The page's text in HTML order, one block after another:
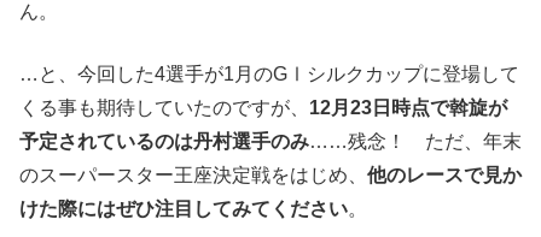
ん。
…と、今回した4選手が1月のGⅠシルクカップに登場して
くる事も期待していたのですが、 12月23日時点で斡旋が
予定されているのは丹村選手のみ……残念！ ただ、年末
のスーパースター王座決定戦をはじめ、 他のレースで見か
けた際にはぜひ注目してみてください。